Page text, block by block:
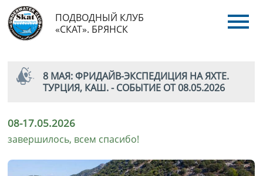
ПОДВОДНЫЙ КЛУБ
«СКАТ». БРЯНСК
8 МАЯ: ФРИДАЙВ-ЭКСПЕДИЦИЯ НА ЯХТЕ.
ТУРЦИЯ, КАШ. - СОБЫТИЕ ОТ 08.05.2026
08-17.05.2026
завершилось, всем спасибо!